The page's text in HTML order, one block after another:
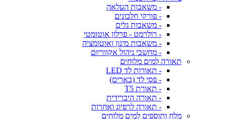
- משאבות העלאה
- פורקי חלבונים
- משאבות גלים
- רולרמט - פרלון אוטומטי
- משאבות מינון ואוטומציה
- מחשבי ניהול אקווריום
תאורה למים מלוחים
- תאורות לד LED
- פסי לד (בארים)
- תאורת T5
- תאורה היברידית
- תאורה לרפיוג ואחרות
מלח ותוספים למים מלוחים